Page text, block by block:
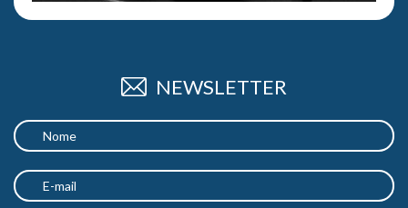
NEWSLETTER